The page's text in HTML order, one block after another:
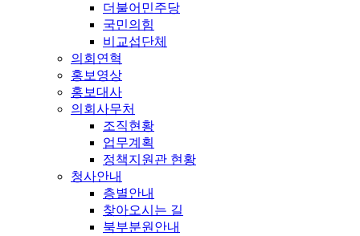
더불어민주당
국민의힘
비교섭단체
의회연혁
홍보영상
홍보대사
의회사무처
조직현황
업무계획
정책지원관 현황
청사안내
층별안내
찾아오시는 길
북부분원안내